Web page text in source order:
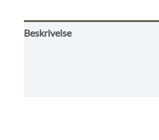
Beskrivelse